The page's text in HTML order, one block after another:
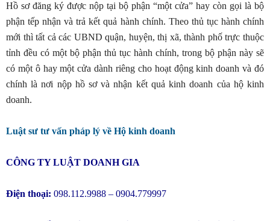
Hồ sơ đăng ký được nộp tại bộ phận “một cửa” hay còn gọi là bộ
phận tếp nhận và trả kết quả hành chính. Theo thủ tục hành chính
mới thì tất cả các UBND quận, huyện, thị xã, thành phố trực thuộc
tỉnh đều có một bộ phận thủ tục hành chính, trong bộ phận này sẽ
có một ô hay một cửa dành riêng cho hoạt động kinh doanh và đó
chính là nơi nộp hồ sơ và nhận kết quả kinh doanh của hộ kinh
doanh.
Luật sư tư vấn pháp lý về Hộ kinh doanh
CÔNG TY LUẬT DOANH GIA
Điện thoại: 098.112.9988 – 0904.779997